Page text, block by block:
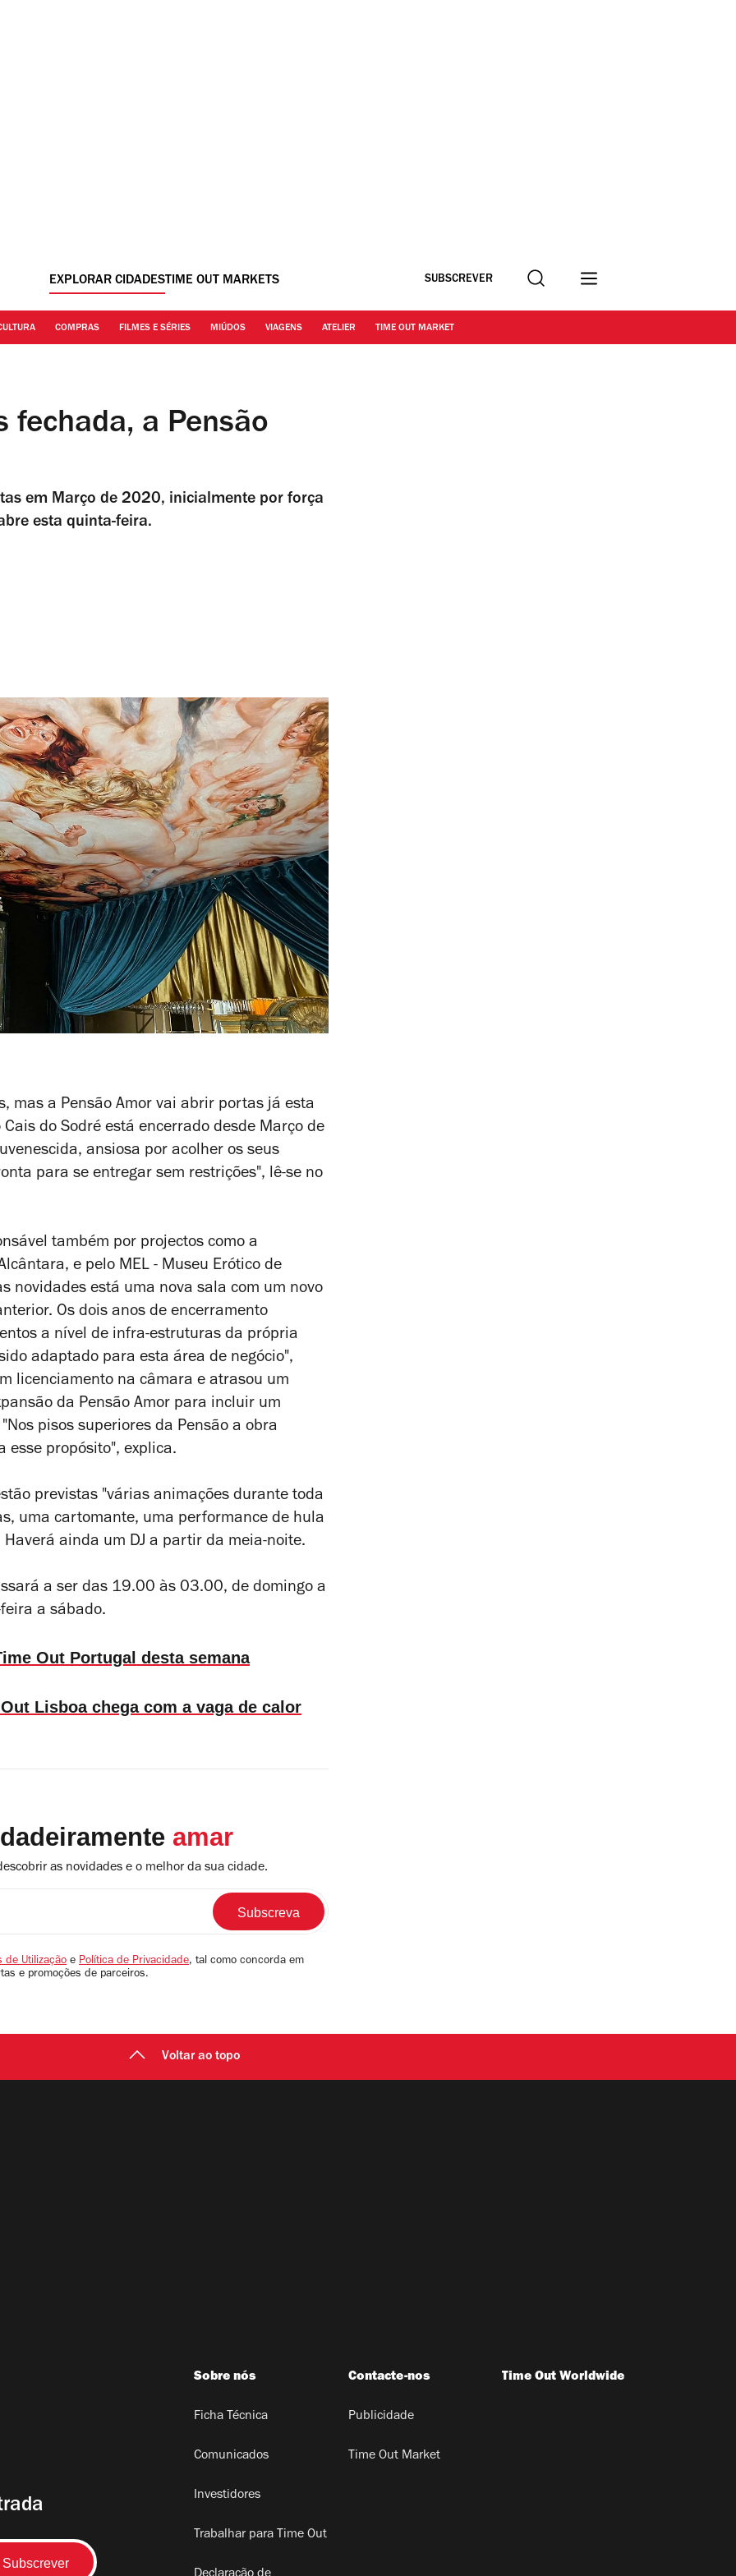
EXPLORAR CIDADESTIME OUT MARKETS SUBSCREVER Procurar
COMPRAS FILMES E SÉRIES MIÚDOS VIAGENS ATELIER TIME OUT MARKET
fechada, a Pensão
em Março de 2020, inicialmente por força
esta quinta-feira.
mas a Pensão Amor vai abrir portas já esta
do Sodré está encerrado desde Março de
ansiosa por acolher os seus
para se entregar sem restrições", lê-se no
também por projectos como a
e pelo MEL - Museu Erótico de
novidades está uma nova sala com um novo
Os dois anos de encerramento
a nível de infra-estruturas da própria
adaptado para esta área de negócio",
licenciamento na câmara e atrasou um
da Pensão Amor para incluir um
pisos superiores da Pensão a obra
esse propósito", explica.
previstas "várias animações durante toda
uma cartomante, uma performance de hula
ainda um DJ a partir da meia-noite.
a ser das 19.00 às 03.00, de domingo a
a sábado.
Out Portugal desta semana
Lisboa chega com a vaga de calor
amar
as novidades e o melhor da sua cidade.
de Utilização e Política de Privacidade, tal como concorda em
e promoções de parceiros.
Voltar ao topo
Sobre nós
Ficha Técnica
Comunicados
Investidores
Trabalhar para Time Out
Contacte-nos
Publicidade
Time Out Market
Time Out Worldwide